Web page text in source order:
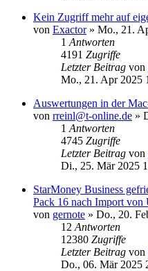
Kein Zugriff mehr auf
von Exactor» Mo., 21.
1 Antworten
4191 Zugriffe
Letzter Beitrag von
Mo., 21. Apr 2025
Auswertungen in der
von rreinl@t-online.de »
1 Antworten
4745 Zugriffe
Letzter Beitrag von
Di., 25. Mär 2025
StarMoney Business
Pack 16 nach Import von
von gernote » Do., 20.
12 Antworten
12380 Zugriffe
Letzter Beitrag von
Do., 06. Mär 2025